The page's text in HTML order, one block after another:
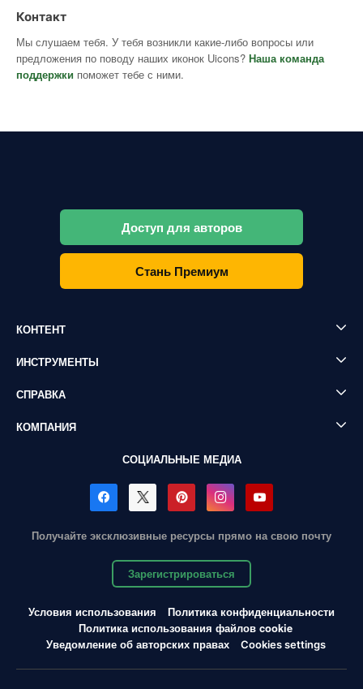
Контакт
Мы слушаем тебя. У тебя возникли какие-либо вопросы или
предложения по поводу наших иконок Uicons? Наша команда
поддержки поможет тебе с ними.
Доступ для авторов
Стань Премиум
КОНТЕНТ
ИНСТРУМЕНТЫ
СПРАВКА
КОМПАНИЯ
СОЦИАЛЬНЫЕ МЕДИА
Получайте эксклюзивные ресурсы прямо на свою почту
Зарегистрироваться
Условия использования
Политика конфиденциальности
Политика использования файлов cookie
Уведомление об авторских правах
Cookies settings